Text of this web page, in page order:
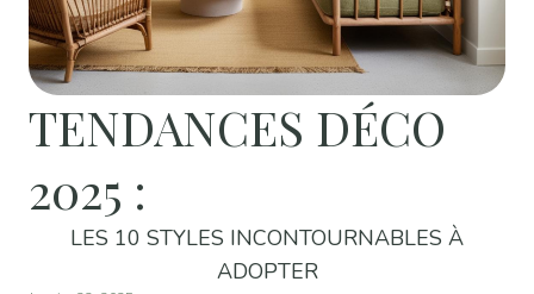
TENDANCES DÉCO
2025 :
LES 10 STYLES INCONTOURNABLES À
ADOPTER